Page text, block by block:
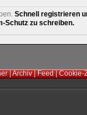
Schnell registrieren
Schutz zu schreiben.
|Archiv|Feed|Cookie-